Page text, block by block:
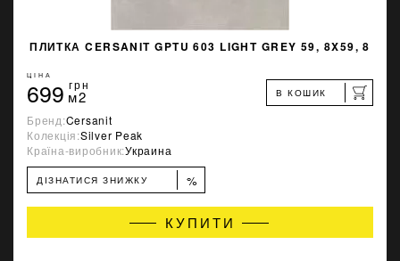
ПЛИТКА CERSANIT GPTU 603 LIGHT GREY 59, 8X59, 8
ЦІНА
699 грн
м2 В КОШИК
Бренд:Cersanit
Колекція:Silver Peak
Країна-виробник:Украина
ДІЗНАТИСЯ ЗНИЖКУ %
КУПИТИ